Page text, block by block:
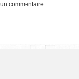
commentaire